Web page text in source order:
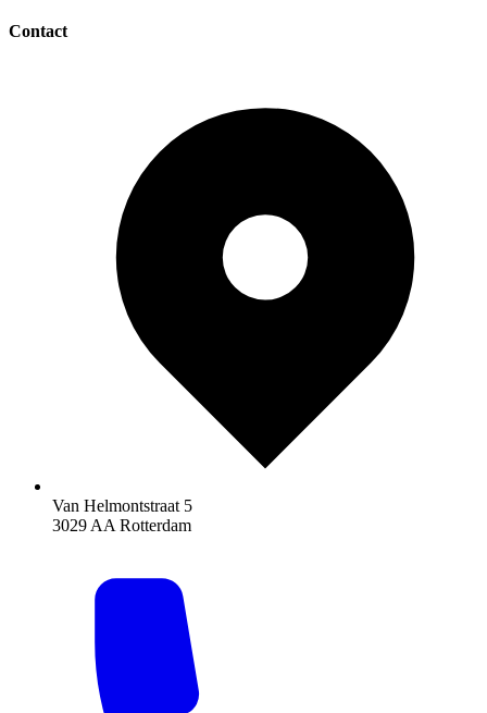
Contact
Van Helmontstraat 5
3029 AA Rotterdam